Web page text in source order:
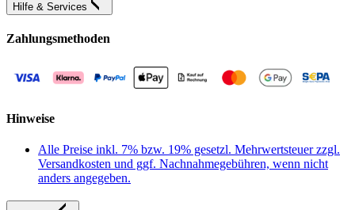
Hilfe & Services
Zahlungsmethoden
Hinweise
Alle Preise inkl. 7% bzw. 19% gesetzl. Mehrwertsteuer zzgl.
Versandkosten und ggf. Nachnahmegebühren, wenn nicht
anders angegeben.